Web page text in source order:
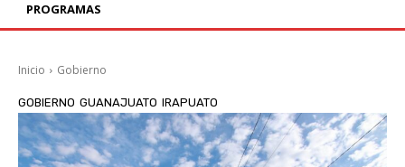
PROGRAMAS
Inicio Gobierno
GOBIERNO GUANAJUATO IRAPUATO